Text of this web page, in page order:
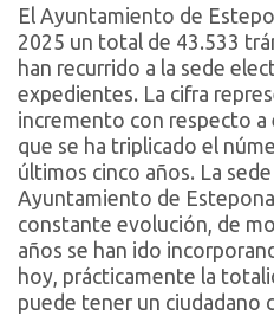
El Ayuntamiento de
2025 un total de 43.533
han recurrido a la sede
expedientes. La cifra
incremento con respecto a
que se ha triplicado el
últimos cinco años. La
Ayuntamiento de
constante evolución, de
años se han ido
hoy, prácticamente la
puede tener un ciudadano